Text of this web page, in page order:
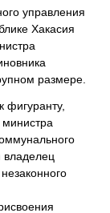
управления
Хакасия
размере.
фигуранту,
владелец